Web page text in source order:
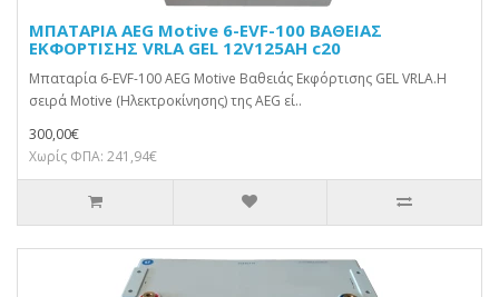
ΜΠΑΤΑΡΙΑ AEG Motive 6-EVF-100 ΒΑΘΕΙΑΣ
ΕΚΦΟΡΤΙΣΗΣ VRLA GEL 12V125AH c20
Μπαταρία 6-EVF-100 AEG Motive Βαθειάς Εκφόρτισης GEL VRLA.Η
σειρά Motive (Ηλεκτροκίνησης) της AEG εί..
300,00€
Χωρίς ΦΠΑ: 241,94€